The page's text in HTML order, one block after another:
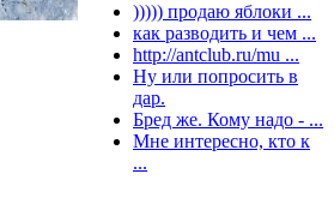
))))) продаю яблоки ...
как разводить и чем ...
http://antclub.ru/mu ...
Ну или попросить в
дар.
Бред же. Кому надо - ...
Мне интересно, кто к
...